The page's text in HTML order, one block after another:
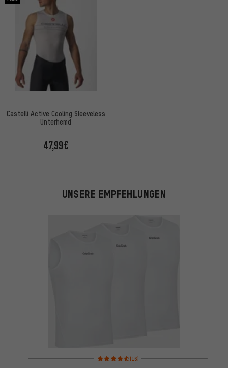
Castelli Active Cooling Sleeveless
Unterhemd
47,99€
UNSERE EMPFEHLUNGEN
Bewertungen: 4,5 von 5 basierend auf 16
(16)